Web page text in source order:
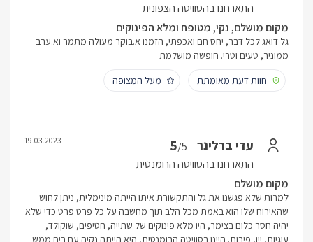
התארחנו בהסוויטה הצפונית
מקום מושלם, נקי, מטופח ומלא הפינוקים
גל דואג לכל דבר, יחס חם ואכפתי, הזמנו א.בוקר מעולה מתמר וא.ערב
ממוניר, טעים וטרי. חופשה מושלמת
חוות דעת מאומתת
מעל המצופה
עדי ברלינר 5/5
התארחנו בהסוויטה הרומנטית
19.03.2023
מקום מושלם
למרות שלא פגשנו את גל והתקשורת איתו הייתה מינימלית, ניתן לחוש
שהאירוח שלו הוא באמת מכל הלב תוך מחשבה על כל פרט פרט כדי שלא
יהיה חסר כלום בצימר, היו מלא פינוקים של שתייה, חטיפים, שוקולד,
עוגיות, יין, פירות. היינו בסוויטה הרומנטית, היא הייתה נקיה עם ריח ממש